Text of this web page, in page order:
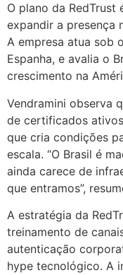
O plano da
expandir a presença
A empresa atua sob
Espanha, e avalia o
crescimento na
Vendramini observa
de certificados
que cria condições
escala. “O Brasil é
ainda carece de
que entramos”,
A estratégia da
treinamento de
autenticação
hype tecnológico. A